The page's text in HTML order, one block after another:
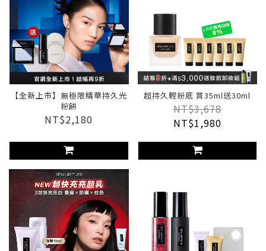
【全新上市】無極限精華持久光
粉餅
NT$2,180
超持久輕粉底 買35ml送30ml
NT$3,678
NT$1,980